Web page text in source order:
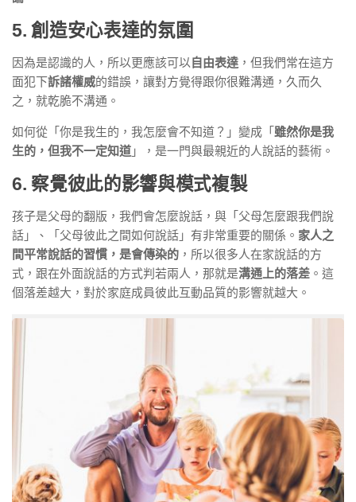
5. 創造安心表達的氛圍
因為是認識的人，所以更應該可以自由表達 ，但我們常在這方
面犯下訴諸權威的錯誤，讓對方覺得跟你很難溝通，久而久
之，就乾脆不溝通。
如何從「你是我生的，我怎麼會不知道？」變成「 雖然你是我
生的，但我不一定知道 」，是一門與最親近的人說話的藝術。
6. 察覺彼此的影響與模式複製
孩子是父母的翻版，我們會怎麼說話，與「父母怎麼跟我們說
話」、「父母彼此之間如何說話」有非常重要的關係。 家人之
間平常說話的習慣，是會傳染的 ，所以很多人在家說話的方
式，跟在外面說話的方式判若兩人，那就是溝通上的落差 。這
個落差越大，對於家庭成員彼此互動品質的影響就越大。